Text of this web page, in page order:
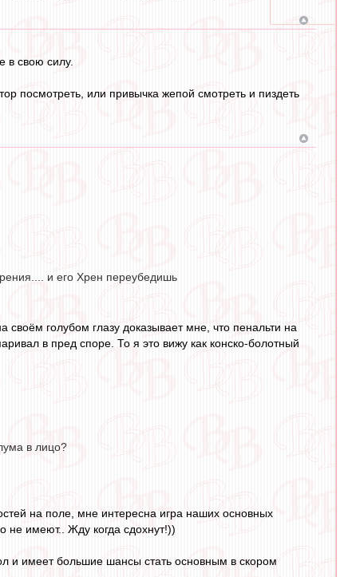
в свою силу.
посмотреть, или привычка жепой смотреть и пиздеть
и его Хрен переубедишь
своём голубом глазу доказывает мне, что пенальти на
в пред споре. То я это вижу как конско-болотный
в лицо?
на поле, мне интересна игра наших основных
не имеют.. Жду когда сдохнут!))
и имеет большие шансы стать основным в скором